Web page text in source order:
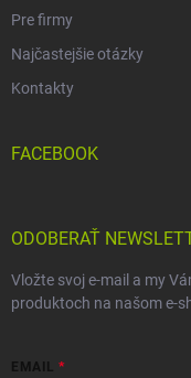
Pre firmy
Najčastejšie otázky
Kontakty
FACEBOOK
ODOBERAŤ
Vložte svoj e-mail a my
produktoch na našom e-
EMAIL